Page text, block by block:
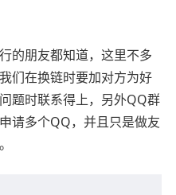
的朋友都知道，这里不多
们在换链时要加对方为好
题时联系得上，另外QQ群
请多个QQ，并且只是做友